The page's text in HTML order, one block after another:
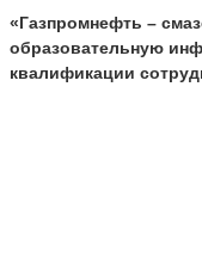
«Газпромнефть –
образовательную
квалификации